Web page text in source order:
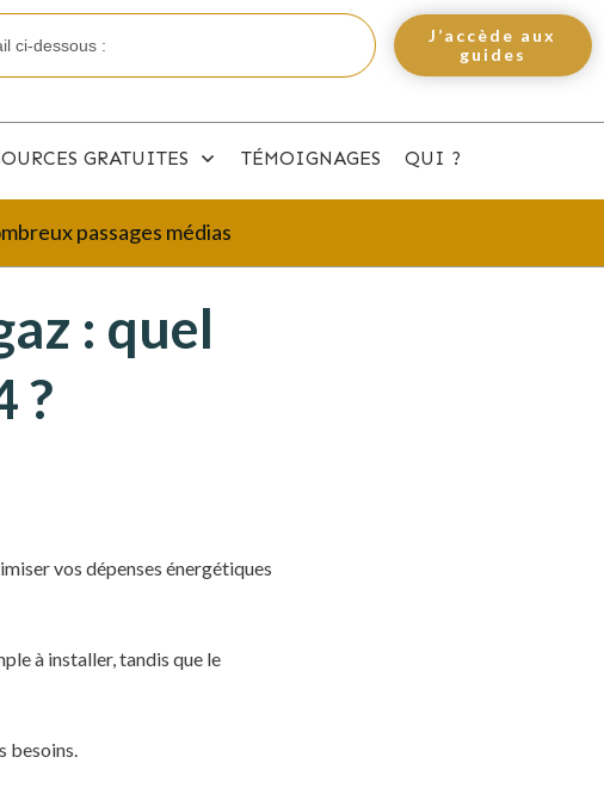
J’accède aux
guides
GRATUITES TÉMOIGNAGES QUI ?
passages médias
: quel
?
vos dépenses énergétiques
à installer, tandis que le
besoins.